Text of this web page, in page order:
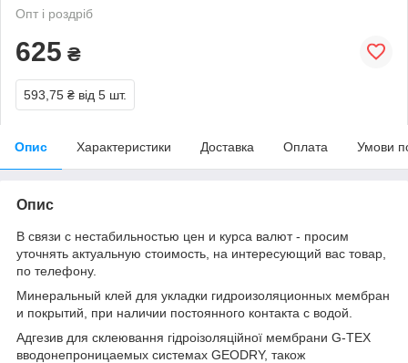
Опт і роздріб
625 ₴
593,75 ₴ від 5 шт.
Опис Характеристики Доставка Оплата Умови
Опис
В связи с нестабильностью цен и курса валют - просим
уточнять актуальную стоимость, на интересующий вас товар,
по телефону.
Минеральный клей для укладки гидроизоляционных мембран
и покрытий, при наличии постоянного контакта с водой.
Адгезив для склеювання гідроізоляційної мембрани G-TEX
вводонепроницаемых системах GEODRY, також